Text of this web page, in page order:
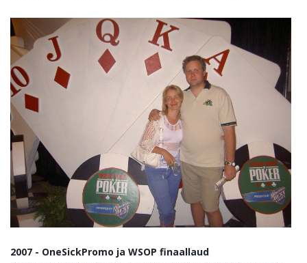
2007 - OneSickPromo ja WSOP finaallaud